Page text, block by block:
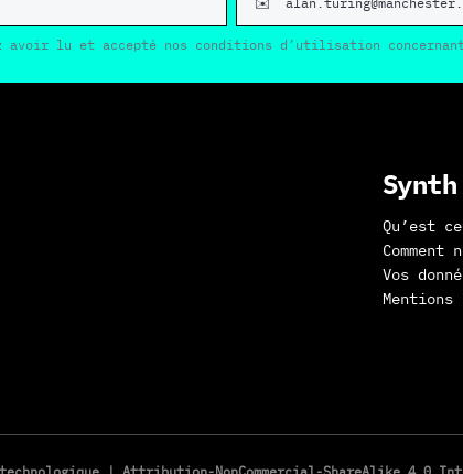
avoir lu et accepté nos conditions d’utilisation
Synth
Qu’est
Vos
Mentions